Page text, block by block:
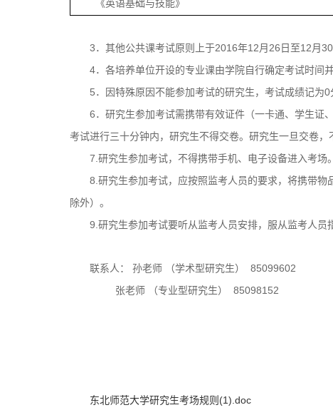
《英语基础与技能》
3 ．其他公共课考试原则上于2016年12月 26 日至12月 30
4．各培养单位开设的专业课由学院自行确定考试时间
5 ．因特殊原因不能参加考试的研究生，考试成绩记为0
6 ．研究生参加考试需携带有效证件（一卡通、学生证
考试进行三十分钟内，研究生不得交卷。研究生一旦交卷，
7. 研究生参加考试，不得携带手机、电子设备进入考场。
8. 研究生参加考试，应按照监考人员的要求，将携带
除外）。
9. 研究生参加考试要听从监考人员安排，服从监考人
联系人： 孙老师 （学术型研究生） 85099602
张老师 （专业型研究生） 85098152
东北师范大学研究生考场规则(1).doc